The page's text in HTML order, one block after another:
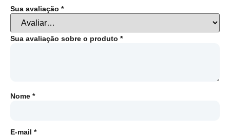
Sua avaliação *
Sua avaliação sobre o produto *
Nome *
E-mail *